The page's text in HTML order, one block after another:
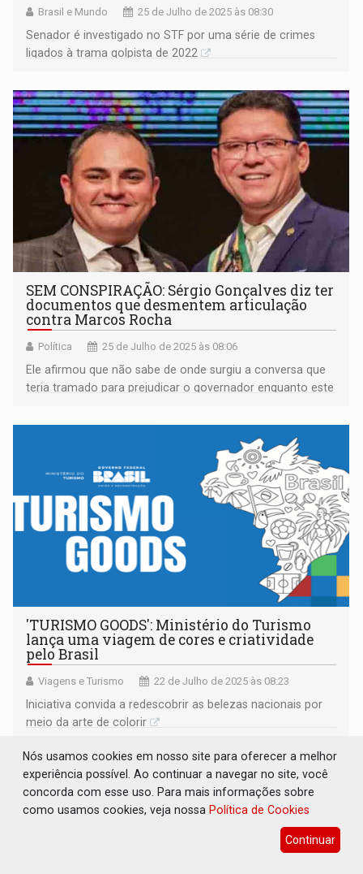
Brasil e Mundo 25 de Julho de 2025 às 08:30
Senador é investigado no STF por uma série de crimes
ligados à trama golpista de 2022
SEM CONSPIRAÇÃO: Sérgio Gonçalves diz ter
documentos que desmentem articulação
contra Marcos Rocha
Política 25 de Julho de 2025 às 08:06
Ele afirmou que não sabe de onde surgiu a conversa que
teria tramado para prejudicar o governador enquanto este
'TURISMO GOODS': Ministério do Turismo
lança uma viagem de cores e criatividade
pelo Brasil
Viagens e Turismo 22 de Julho de 2025 às 08:23
Iniciativa convida a redescobrir as belezas nacionais por
meio da arte de colorir
Nós usamos cookies em nosso site para oferecer a melhor
experiência possível. Ao continuar a navegar no site, você
concorda com esse uso. Para mais informações sobre
como usamos cookies, veja nossa Política de Cookies
Continuar